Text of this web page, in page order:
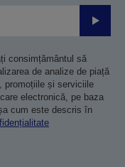
consimțământul să
de analize de piață
promoțiile și serviciile
electronică, pe baza
cum este descris în